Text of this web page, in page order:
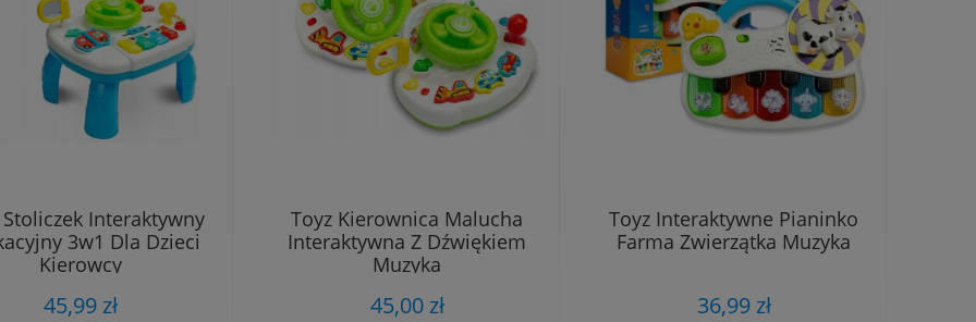
Interaktywny
3w1 Dla Dzieci
Kierowcy
45,99 zł
Toyz Kierownica Malucha
Interaktywna Z Dźwiękiem
Muzyka
45,00 zł
Toyz Interaktywne Pianinko
Farma Zwierzątka Muzyka
36,99 zł